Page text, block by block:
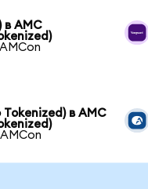
в AMC
в AMC